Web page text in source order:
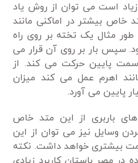
زیاد است می توان از روش یاد
خاص بیشتر در اماکنی مانند
طور مثال یک تخته بر روی راه
سپس بار بر روی آن قرار می
سمت پایین حرکت می کند. از
اهرم عمل می کند میزان
پایین می آورد.
باربری از این متد خاص
وسایل نیز می توان از این
بیشتری خواهد داشت. نکته